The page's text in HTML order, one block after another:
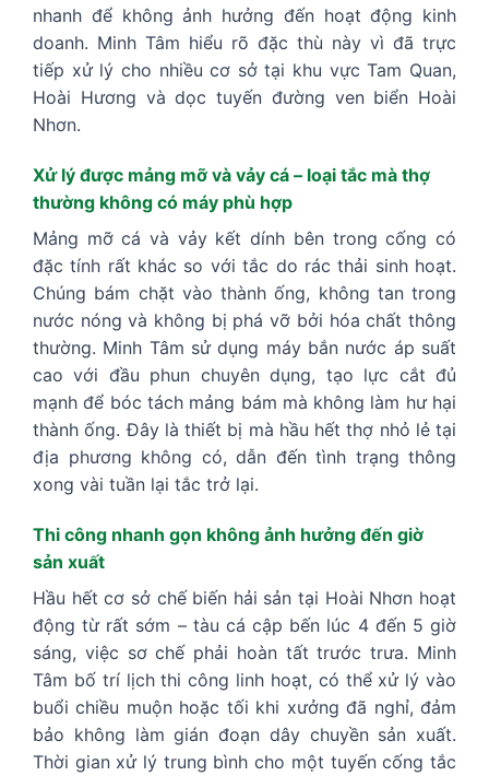
nhanh để không ảnh hưởng đến hoạt động kinh
doanh. Minh Tâm hiểu rõ đặc thù này vì đã trực
tiếp xử lý cho nhiều cơ sở tại khu vực Tam Quan,
Hoài Hương và dọc tuyến đường ven biển Hoài
Nhơn.
Xử lý được mảng mỡ và vảy cá – loại tắc mà thợ
thường không có máy phù hợp
Mảng mỡ cá và vảy kết dính bên trong cống có
đặc tính rất khác so với tắc do rác thải sinh hoạt.
Chúng bám chặt vào thành ống, không tan trong
nước nóng và không bị phá vỡ bởi hóa chất thông
thường. Minh Tâm sử dụng máy bắn nước áp suất
cao với đầu phun chuyên dụng, tạo lực cắt đủ
mạnh để bóc tách mảng bám mà không làm hư hại
thành ống. Đây là thiết bị mà hầu hết thợ nhỏ lẻ tại
địa phương không có, dẫn đến tình trạng thông
xong vài tuần lại tắc trở lại.
Thi công nhanh gọn không ảnh hưởng đến giờ
sản xuất
Hầu hết cơ sở chế biến hải sản tại Hoài Nhơn hoạt
động từ rất sớm – tàu cá cập bến lúc 4 đến 5 giờ
sáng, việc sơ chế phải hoàn tất trước trưa. Minh
Tâm bố trí lịch thi công linh hoạt, có thể xử lý vào
buổi chiều muộn hoặc tối khi xưởng đã nghỉ, đảm
bảo không làm gián đoạn dây chuyền sản xuất.
Thời gian xử lý trung bình cho một tuyến cống tắc